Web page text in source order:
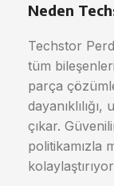
Neden
Techstor
tüm
parça
çıkar.
politikamızla